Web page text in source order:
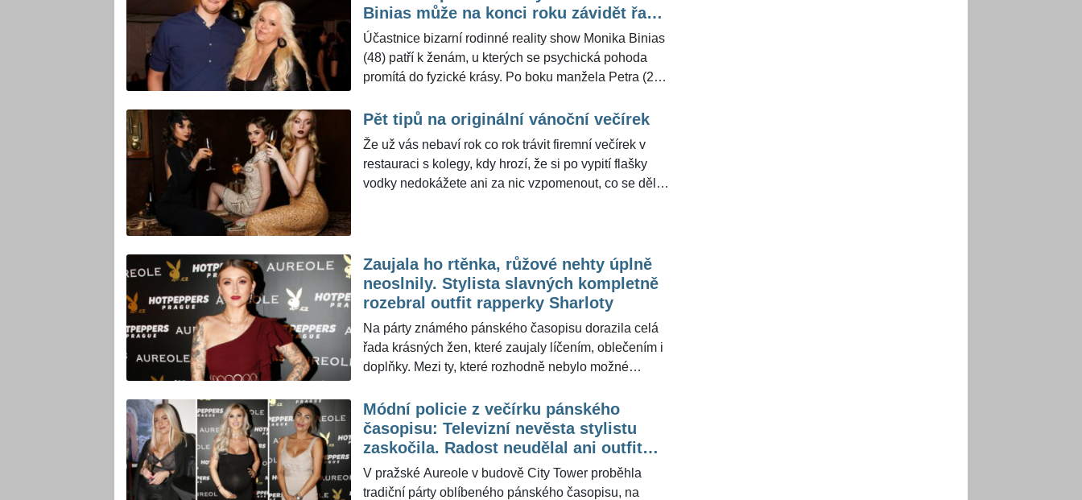
pro ŽivotvČesku.cz úspěšný sportovec s tím, že byli
se ženou rádi, že zvládli alespoň jednu party.
Binias může na konci roku závidět řada
žen
Účastnice bizarní rodinné reality show Monika Binias
(48) patří k ženám, u kterých se psychická pohoda
promítá do fyzické krásy. Po boku manžela Petra (25)
na ní vidět, že by přes Vánoce nabrala nějaké
kilogramy. Hlavně je ale šťastná a spokojená. "Myslím
řekla pro ŽivotvČesku.cz matka Ornelly Koktové (28)
a Chalotte Štikové (25).
Pět tipů na originální vánoční večírek
Že už vás nebaví rok co rok trávit firemní večírek v
restauraci s kolegy, kdy hrozí, že si po vypití flašky
vodky nedokážete ani za nic vzpomenout, co se dělo,
připravili pět užitečných rad na opravdu kultivovanou
zábavu!
Zaujala ho rtěnka, růžové nehty úplně
neoslnily. Stylista slavných kompletně
rozebral outfit rapperky Sharloty
Na párty známého pánského časopisu dorazila celá
řada krásných žen, které zaujaly líčením, oblečením i
doplňky. Mezi ty, které rozhodně nebylo možné
hledáčku se dostala stylistovi slavných tváří, který se
zaměřil i na nejmenší detaily jejího outfitu. "Víc by se
mi líbily zavřené lodičky, než páskové boty," řekl pro
případě nejde o kritiku, ale o variantu.
Módní policie z večírku pánského
časopisu: Televizní nevěsta stylistu
zaskočila. Radost neudělal ani outfit
těhotné Lely Ceterové
V pražské Aureole v budově City Tower proběhla
tradiční párty oblíbeného pánského časopisu, na